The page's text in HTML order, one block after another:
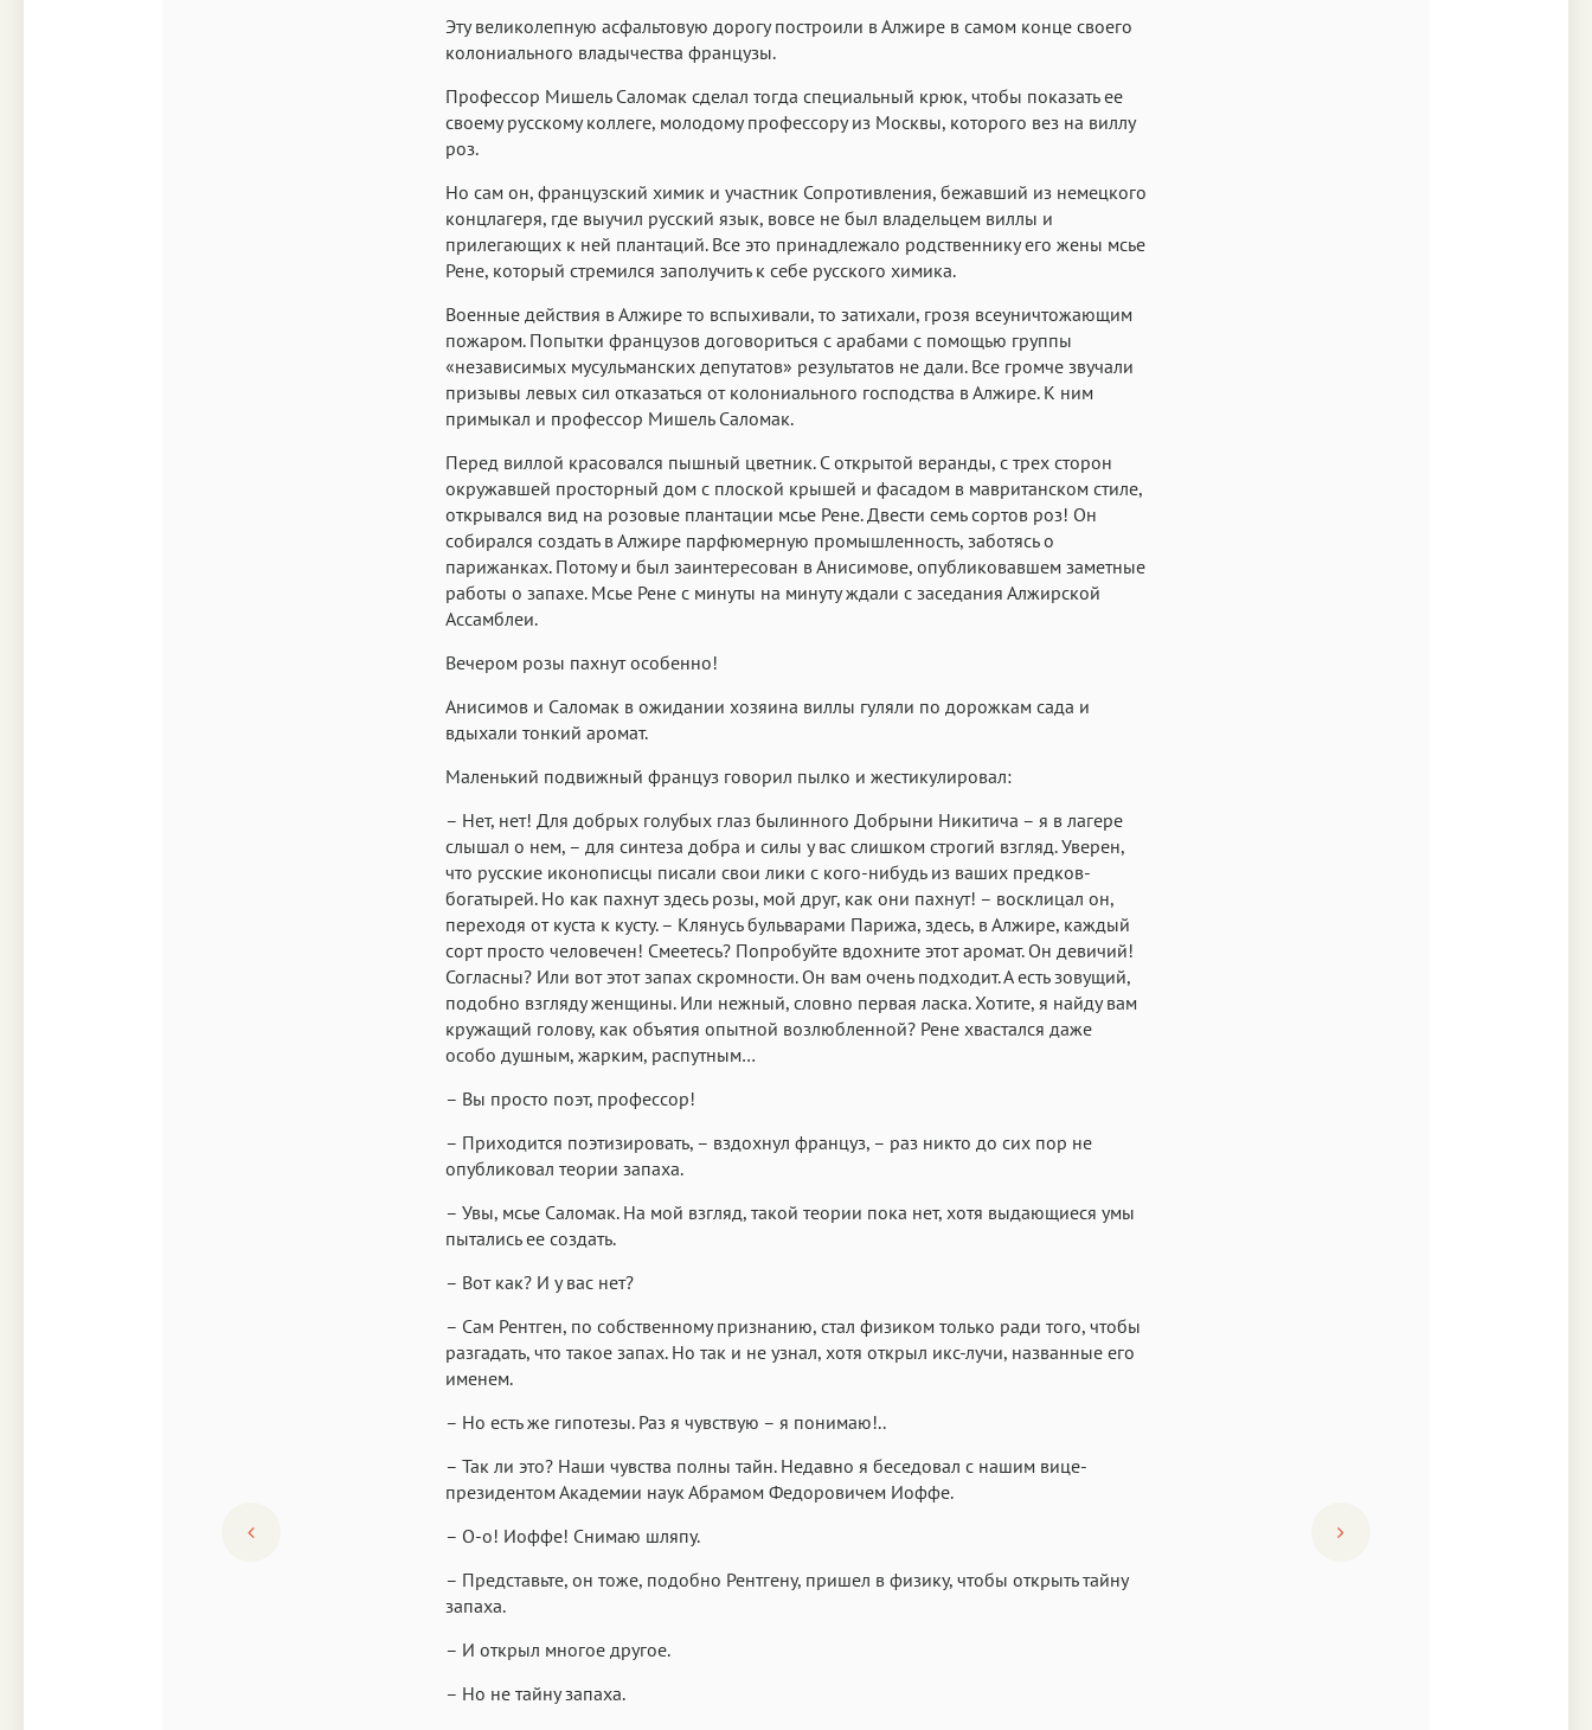
Эту великолепную асфальтовую дорогу построили в Алжире в самом конце своего
колониального владычества французы.
Профессор Мишель Саломак сделал тогда специальный крюк, чтобы показать ее
своему русскому коллеге, молодому профессору из Москвы, которого вез на виллу
роз.
Но сам он, французский химик и участник Сопротивления, бежавший из немецкого
концлагеря, где выучил русский язык, вовсе не был владельцем виллы и
прилегающих к ней плантаций. Все это принадлежало родственнику его жены мсье
Рене, который стремился заполучить к себе русского химика.
Военные действия в Алжире то вспыхивали, то затихали, грозя всеуничтожающим
пожаром. Попытки французов договориться с арабами с помощью группы
«независимых мусульманских депутатов» результатов не дали. Все громче звучали
призывы левых сил отказаться от колониального господства в Алжире. К ним
примыкал и профессор Мишель Саломак.
Перед виллой красовался пышный цветник. С открытой веранды, с трех сторон
окружавшей просторный дом с плоской крышей и фасадом в мавританском стиле,
открывался вид на розовые плантации мсье Рене. Двести семь сортов роз! Он
собирался создать в Алжире парфюмерную промышленность, заботясь о
парижанках. Потому и был заинтересован в Анисимове, опубликовавшем заметные
работы о запахе. Мсье Рене с минуты на минуту ждали с заседания Алжирской
Ассамблеи.
Вечером розы пахнут особенно!
Анисимов и Саломак в ожидании хозяина виллы гуляли по дорожкам сада и
вдыхали тонкий аромат.
Маленький подвижный француз говорил пылко и жестикулировал:
– Нет, нет! Для добрых голубых глаз былинного Добрыни Никитича – я в лагере
слышал о нем, – для синтеза добра и силы у вас слишком строгий взгляд. Уверен,
что русские иконописцы писали свои лики с кого-нибудь из ваших предков-
богатырей. Но как пахнут здесь розы, мой друг, как они пахнут! – восклицал он,
переходя от куста к кусту. – Клянусь бульварами Парижа, здесь, в Алжире, каждый
сорт просто человечен! Смеетесь? Попробуйте вдохните этот аромат. Он девичий!
Согласны? Или вот этот запах скромности. Он вам очень подходит. А есть зовущий,
подобно взгляду женщины. Или нежный, словно первая ласка. Хотите, я найду вам
кружащий голову, как объятия опытной возлюбленной? Рене хвастался даже
особо душным, жарким, распутным…
– Вы просто поэт, профессор!
– Приходится поэтизировать, – вздохнул француз, – раз никто до сих пор не
опубликовал теории запаха.
– Увы, мсье Саломак. На мой взгляд, такой теории пока нет, хотя выдающиеся умы
пытались ее создать.
– Вот как? И у вас нет?
– Сам Рентген, по собственному признанию, стал физиком только ради того, чтобы
разгадать, что такое запах. Но так и не узнал, хотя открыл икс-лучи, названные его
именем.
– Но есть же гипотезы. Раз я чувствую – я понимаю!..
– Так ли это? Наши чувства полны тайн. Недавно я беседовал с нашим вице-
президентом Академии наук Абрамом Федоровичем Иоффе.
– О-о! Иоффе! Снимаю шляпу.
– Представьте, он тоже, подобно Рентгену, пришел в физику, чтобы открыть тайну
запаха.
– И открыл многое другое.
– Но не тайну запаха.